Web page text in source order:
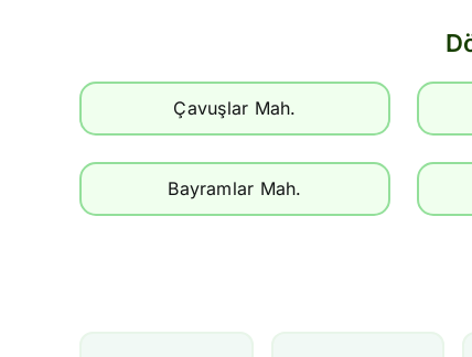
Çavuşlar Mah.
Bayramlar Mah.